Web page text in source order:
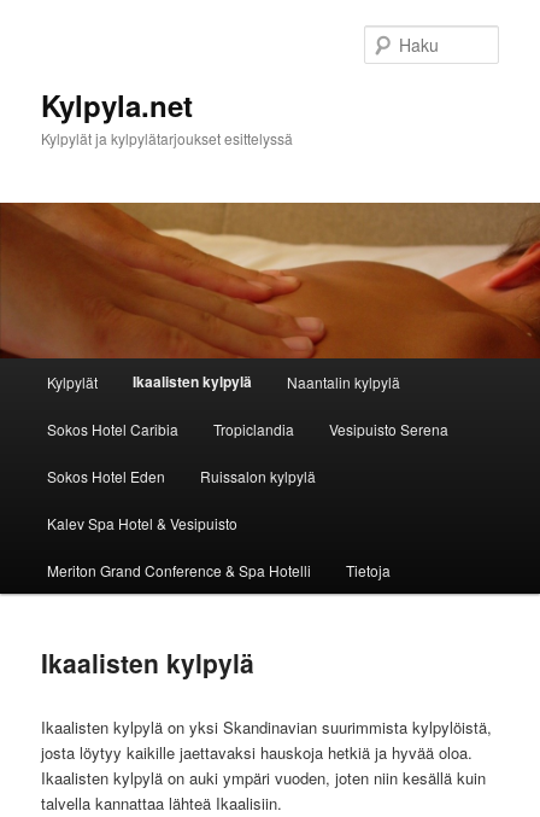
Kylpyla.net
Kylpylät ja kylpylätarjoukset esittelyssä
Siirry sisältöön
Siirry toissijaiseen sisältöön
Kylpylät Ikaalisten kylpylä Naantalin kylpylä
Sokos Hotel Caribia Tropiclandia Vesipuisto Serena
Sokos Hotel Eden Ruissalon kylpylä
Kalev Spa Hotel & Vesipuisto
Meriton Grand Conference & Spa Hotelli Tietoja
Ikaalisten kylpylä
Ikaalisten kylpylä on yksi Skandinavian suurimmista kylpylöistä,
josta löytyy kaikille jaettavaksi hauskoja hetkiä ja hyvää oloa.
Ikaalisten kylpylä on auki ympäri vuoden, joten niin kesällä kuin
talvella kannattaa lähteä Ikaalisiin.